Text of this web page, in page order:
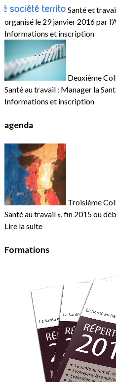
Santé et
organisé le 29 janvier 2016 par
Informations et inscription
Deuxième
Santé au travail : Manager la
Informations et inscription
agenda
Troisième
Santé au travail », fin 2015 ou
Lire la suite
Formations